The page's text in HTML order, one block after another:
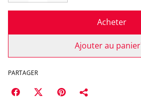
Acheter
Ajouter au panier
PARTAGER